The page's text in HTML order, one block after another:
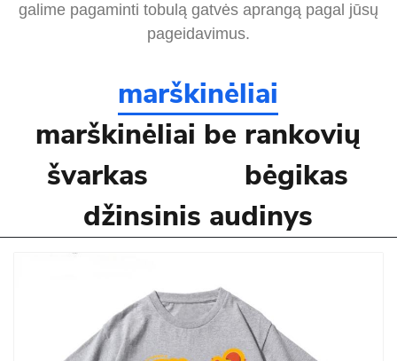
galime pagaminti tobulą gatvės aprangą pagal jūsų
pageidavimus.
marškinėliai
marškinėliai be rankovių
švarkas
bėgikas
džinsinis audinys